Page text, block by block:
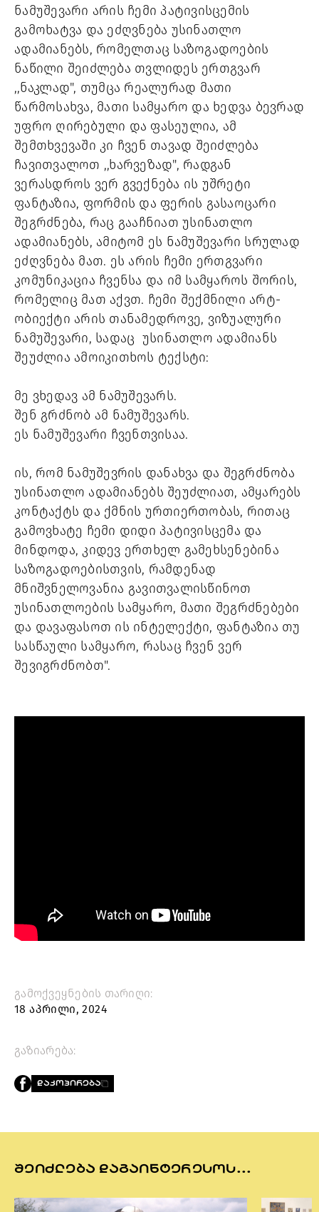
ნამუშევარი არის ჩემი პატივისცემის
გამოხატვა და ეძღვნება უსინათლო
ადამიანებს, რომელთაც საზოგადოების
ნაწილი შეიძლება თვლიდეს ერთგვარ
,,ნაკლად", თუმცა რეალურად მათი
წარმოსახვა, მათი სამყარო და ხედვა ბევრად
უფრო ღირებული და ფასეულია, ამ
შემთხვევაში კი ჩვენ თავად შეიძლება
ჩავითვალოთ ,,ხარვეზად", რადგან
ვერასდროს ვერ გვექნება ის უშრეტი
ფანტაზია, ფორმის და ფერის გასაოცარი
შეგრძნება, რაც გააჩნიათ უსინათლო
ადამიანებს, ამიტომ ეს ნამუშევარი სრულად
ეძღვნება მათ. ეს არის ჩემი ერთგვარი
კომუნიკაცია ჩვენსა და იმ სამყაროს შორის,
რომელიც მათ აქვთ. ჩემი შექმნილი არტ-
ობიექტი არის თანამედროვე, ვიზუალური
ნამუშევარი, სადაც უსინათლო ადამიანს
შეუძლია ამოიკითხოს ტექსტი:
მე ვხედავ ამ ნამუშევარს.
შენ გრძნობ ამ ნამუშევარს.
ეს ნამუშევარი ჩვენთვისაა.
ის, რომ ნამუშევრის დანახვა და შეგრძნობა
უსინათლო ადამიანებს შეუძლიათ, ამყარებს
კონტაქტს და ქმნის ურთიერთობას, რითაც
გამოვხატე ჩემი დიდი პატივისცემა და
მინდოდა, კიდევ ერთხელ გამეხსენებინა
საზოგადოებისთვის, რამდენად
მნიშვნელოვანია გავითვალისწინოთ
უსინათლოების სამყარო, მათი შეგრძნებები
და დავაფასოთ ის ინტელექტი, ფანტაზია თუ
სასწაული სამყარო, რასაც ჩვენ ვერ
შევიგრძნობთ".
გამოქვეყნების თარიღი:
18 აპრილი, 2024
გაზიარება:
ᲓᲐᲙᲝᲞᲘᲠᲔᲑᲐ
ᲨᲔᲘᲫᲚᲔᲑᲐ ᲓᲐᲒᲐᲘᲜᲢᲔᲠᲔᲡᲝᲡ...